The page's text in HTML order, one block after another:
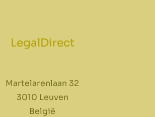
LegalDirect
Martelarenlaan 32
3010 Leuven
België